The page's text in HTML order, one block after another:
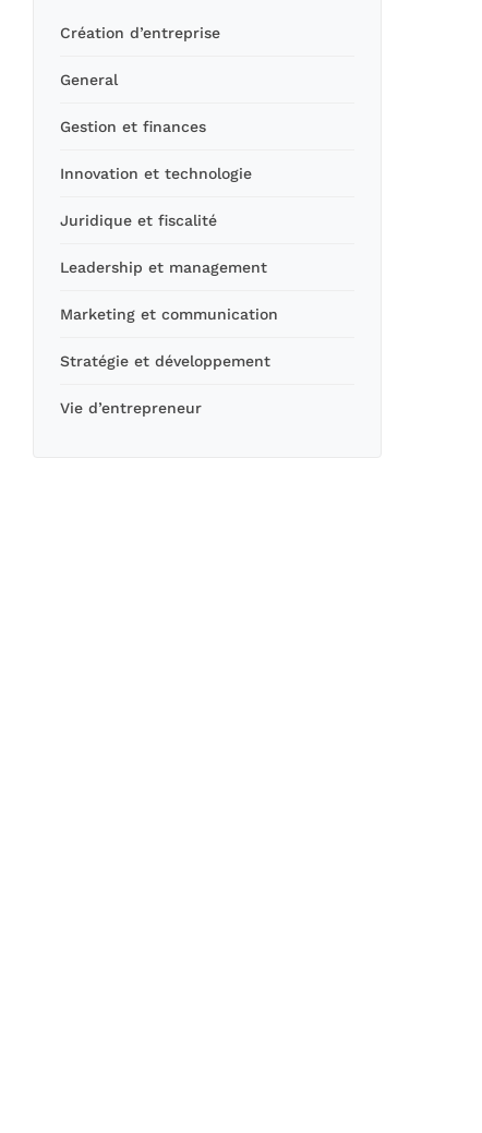
Création d’entreprise
General
Gestion et finances
Innovation et technologie
Juridique et fiscalité
Leadership et management
Marketing et communication
Stratégie et développement
Vie d’entrepreneur